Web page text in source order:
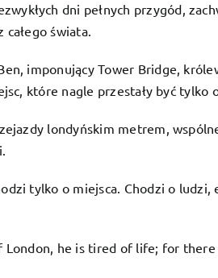
które
nie
tylko
dni pełnych przygód,
świata.
imponujący Tower Bridge,
które nagle przestały być tylko
londyńskim metrem,
tylko o miejsca. Chodzi o
London, he is tired of life; for